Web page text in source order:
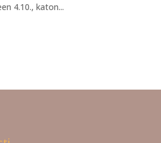
4.10., katon...